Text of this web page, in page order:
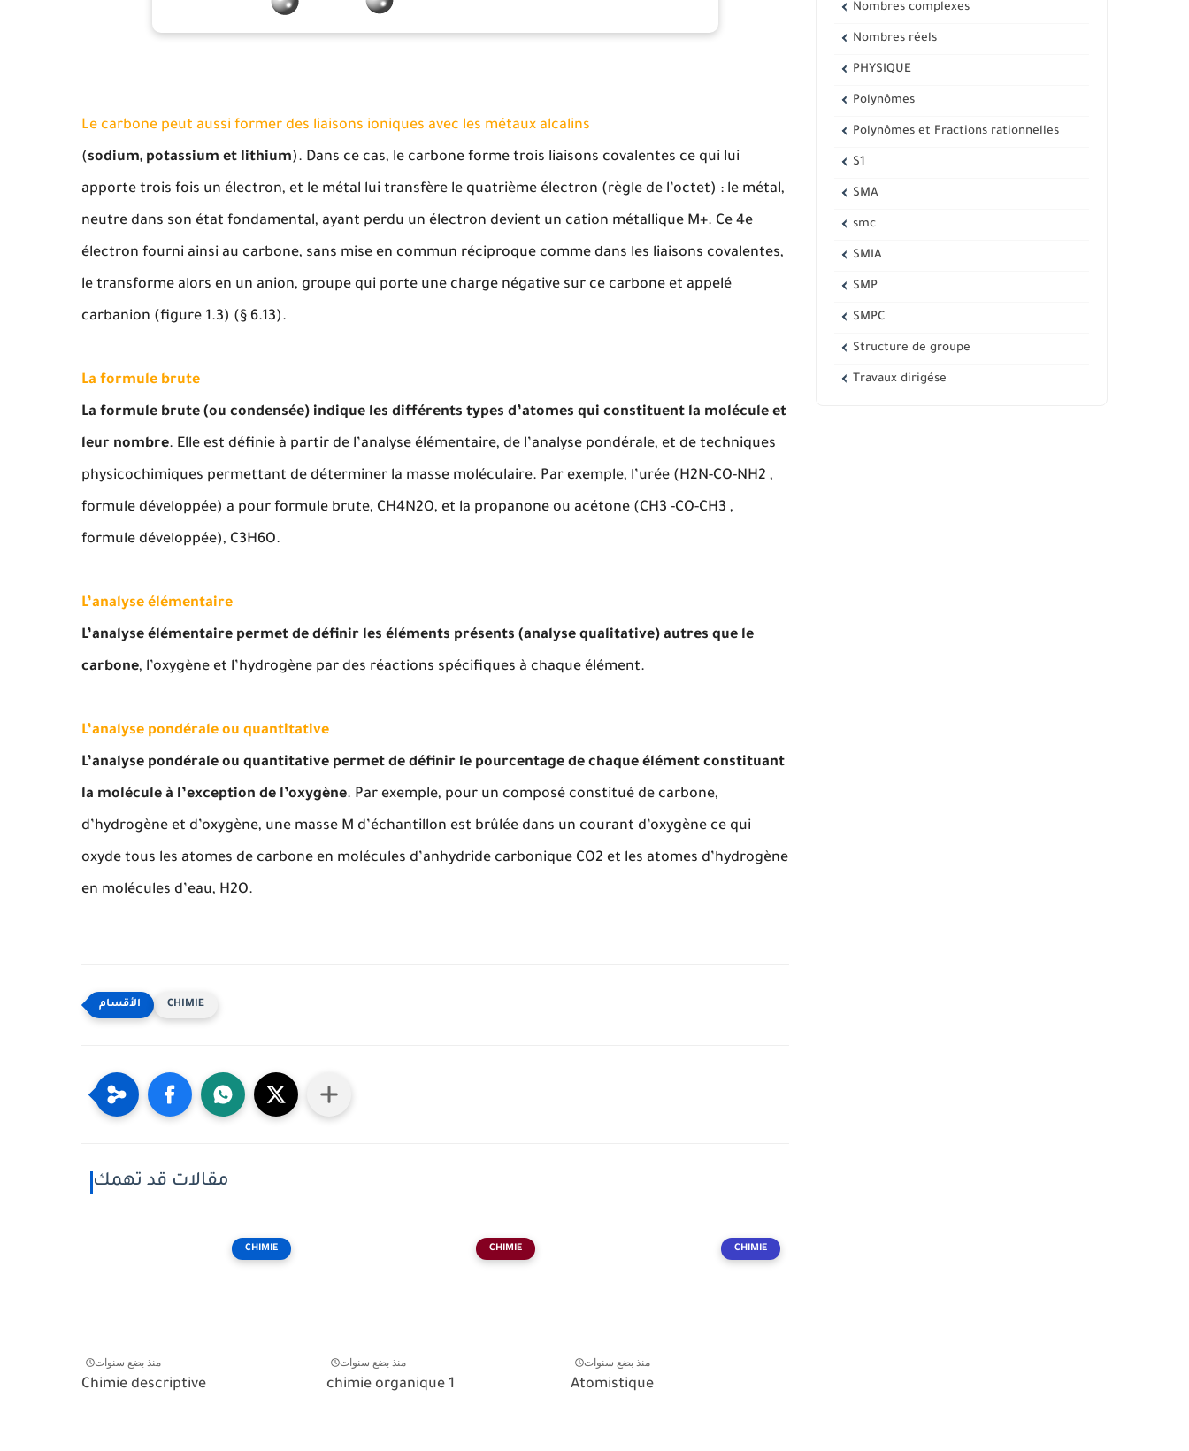
Le carbone peut aussi former des liaisons ioniques avec les métaux alcalins
(sodium, potassium et lithium). Dans ce cas, le carbone forme trois liaisons covalentes ce qui lui
apporte trois fois un électron, et le métal lui transfère le quatrième électron (règle de l’octet) : le métal,
neutre dans son état fondamental, ayant perdu un électron devient un cation métallique M+. Ce 4e
électron fourni ainsi au carbone, sans mise en commun réciproque comme dans les liaisons covalentes,
le transforme alors en un anion, groupe qui porte une charge négative sur ce carbone et appelé
carbanion (figure 1.3) (§ 6.13).
La formule brute
La formule brute (ou condensée) indique les différents types d’atomes qui constituent la molécule et
leur nombre. Elle est définie à partir de l’analyse élémentaire, de l’analyse pondérale, et de techniques
physicochimiques permettant de déterminer la masse moléculaire. Par exemple, l’urée (H2N-CO-NH2 ,
formule développée) a pour formule brute, CH4N2O, et la propanone ou acétone (CH3 -CO-CH3 ,
formule développée), C3H6O.
L’analyse élémentaire
L’analyse élémentaire permet de définir les éléments présents (analyse qualitative) autres que le
carbone, l’oxygène et l’hydrogène par des réactions spécifiques à chaque élément.
L’analyse pondérale ou quantitative
L’analyse pondérale ou quantitative permet de définir le pourcentage de chaque élément constituant
la molécule à l’exception de l’oxygène. Par exemple, pour un composé constitué de carbone,
d’hydrogène et d’oxygène, une masse M d’échantillon est brûlée dans un courant d’oxygène ce qui
oxyde tous les atomes de carbone en molécules d’anhydride carbonique CO2 et les atomes d’hydrogène
en molécules d’eau, H2O.
CHIMIE
مقالات قد تهمك
CHIMIE
منذ بضع سنوات
Chimie descriptive
CHIMIE
منذ بضع سنوات
chimie organique 1
CHIMIE
منذ بضع سنوات
Atomistique
Nombres complexes
Nombres réels
PHYSIQUE
Polynômes
Polynômes et Fractions rationnelles
S1
SMA
smc
SMIA
SMP
SMPC
Structure de groupe
Travaux dirigése